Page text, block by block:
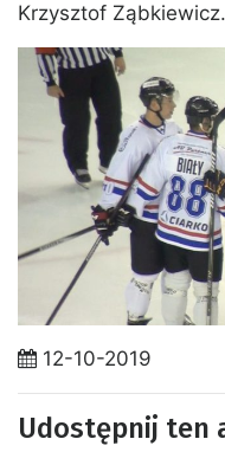
Krzysztof Ząbkiewicz.
12-10-2019
Udostępnij ten